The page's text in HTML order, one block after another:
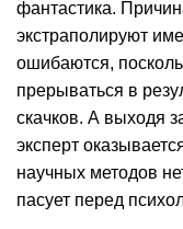
фантастика.
экстраполируют
ошибаются,
прерываться в
скачков. А выходя
эксперт
научных методов
пасует перед